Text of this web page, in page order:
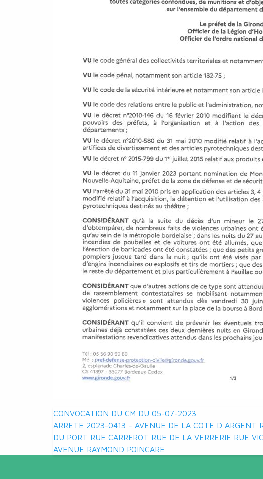
Navigation
de
CONVOCATION DU CM DU 05-07-2023
ARRETE 2023-0413 – AVENUE DE LA COTE D ARGENT
DU PORT RUE CARREROT RUE DE LA VERRERIE RUE
AVENUE RAYMOND POINCARE